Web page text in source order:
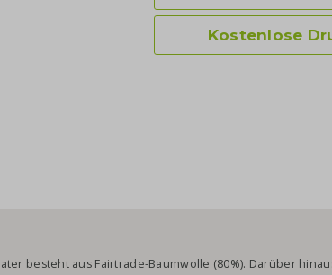
Kostenlose
besteht aus Fairtrade-Baumwolle (80%). Darüber